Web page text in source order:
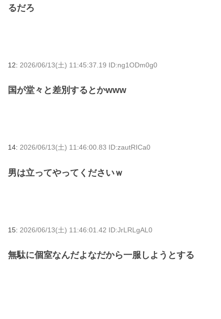
るだろ
12: 2026/06/13(土) 11:45:37.19 ID:ng1ODm0g0
国が堂々と差別するとかwww
14: 2026/06/13(土) 11:46:00.83 ID:zautRICa0
男は立ってやってくださいｗ
15: 2026/06/13(土) 11:46:01.42 ID:JrLRLgAL0
無駄に個室なんだよなだから一服しようとする